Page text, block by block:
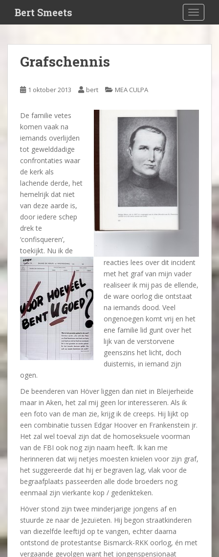
i
Bert Smeets
Grafschennis
1 oktober 2013 bert MEA CULPA
De familie vetes
komen vaak na
iemands overlijden
tot gewelddadige
confrontaties waar
de kerk als
lachende derde, het
hemelrijk dat niet
van deze aarde is,
door iedere schep
drek te
‘confisqueren’,
toekijkt. Nu ik de
reacties lees over dit incident
met het graf van mijn vader
realiseer ik mij pas de ellende,
de ware oorlog die ontstaat
na iemands dood. Veel
ongenoegen komt vrij en het
ene familie lid gunt over het
lijk van de verstorvene
geenszins het licht, doch
duisternis, in iemand zijn
ogen.
De beenderen van Höver liggen dan niet in Bleijerheide
maar in Aken, het zal mij geen lor interesseren. Als ik
een foto van de man zie, krijg ik de creeps. Hij lijkt op
een combinatie tussen Edgar Hoover en Frankenstein jr.
Het zal wel toeval zijn dat de homoseksuele voorman
van de FBI ook nog zijn naam heeft. Ik kan me
herinneren dat wij netjes moesten knielen voor zijn graf,
het suggereerde dat hij er begraven lag, vlak voor de
begraafplaats passeerden alle dode broeders nog
eenmaal zijn vierkante kop / gedenkteken.
Höver stond zijn twee minderjarige jongens af en
stuurde ze naar de Jezuïeten. Hij begon straatkinderen
van diezelfde leeftijd op te vangen, echter daarna
ontstond de protestantse Bismarck-RKK oorlog, én met
vergaande gevolgen want het jongenspensionaat